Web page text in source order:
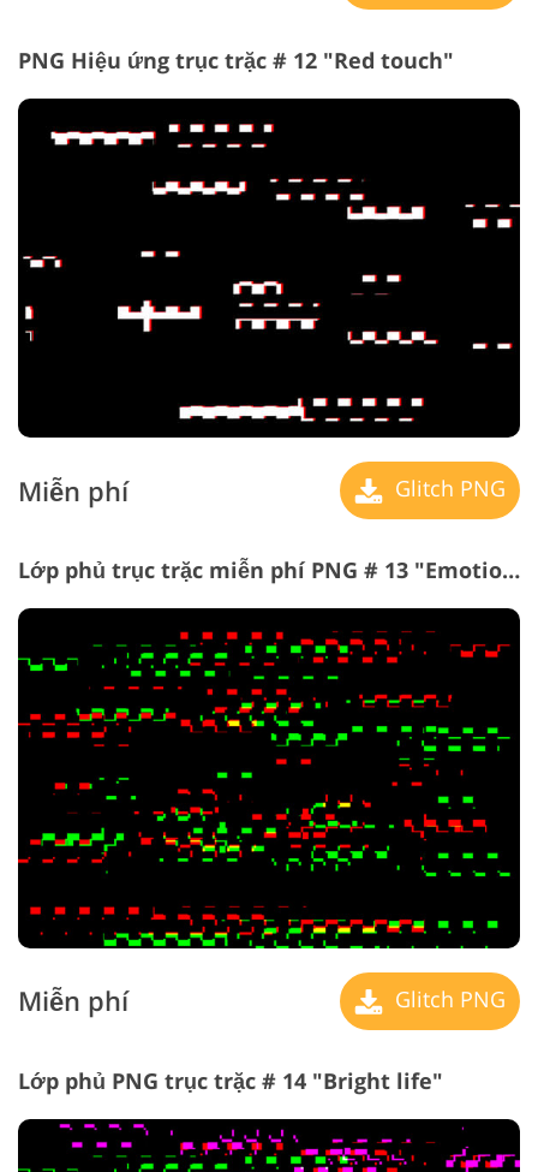
PNG Hiệu ứng trục trặc # 12 "Red touch"
Miễn phí Glitch PNG
Lớp phủ trục trặc miễn phí PNG # 13 "Emotional outburst"
Miễn phí Glitch PNG
Lớp phủ PNG trục trặc # 14 "Bright life"